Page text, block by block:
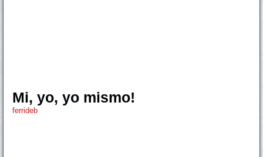
Mi, yo, yo mismo!
ferrideb